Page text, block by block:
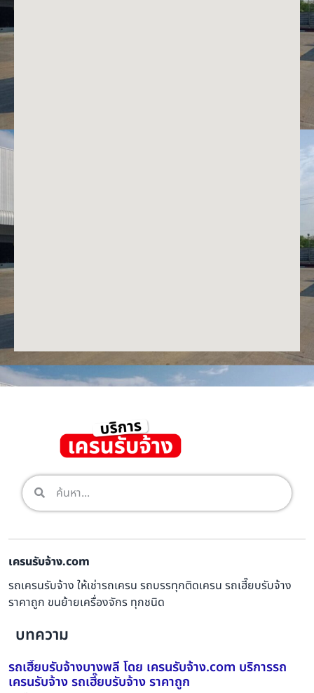
เครนรับจ้าง.com
รถเครนรับจ้าง ให้เช่ารถเครน รถบรรทุกติดเครน รถเฮี๊ยบรับจ้าง
ราคาถูก ขนย้ายเครื่องจักร ทุกชนิด
บทความ
รถเฮี๊ยบรับจ้างบางพลี โดย เครนรับจ้าง.com บริการรถ
เครนรับจ้าง รถเฮี๊ยบรับจ้าง ราคาถูก